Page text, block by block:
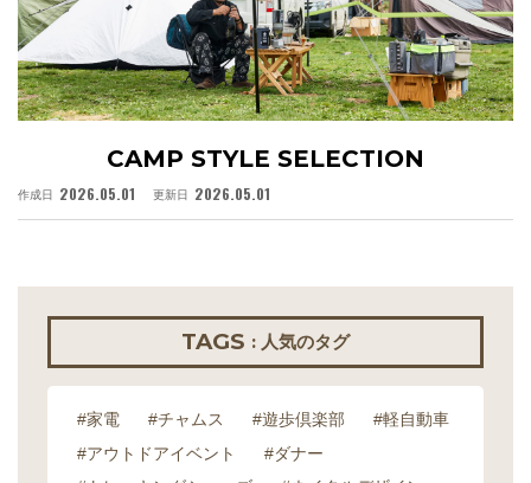
CAMP STYLE SELECTION
作成日 2026.05.01 更新日 2026.05.01
TAGS : 人気のタグ
#家電 #チャムス #遊歩倶楽部
#軽自動車
#アウトドアイベント
#ダナー